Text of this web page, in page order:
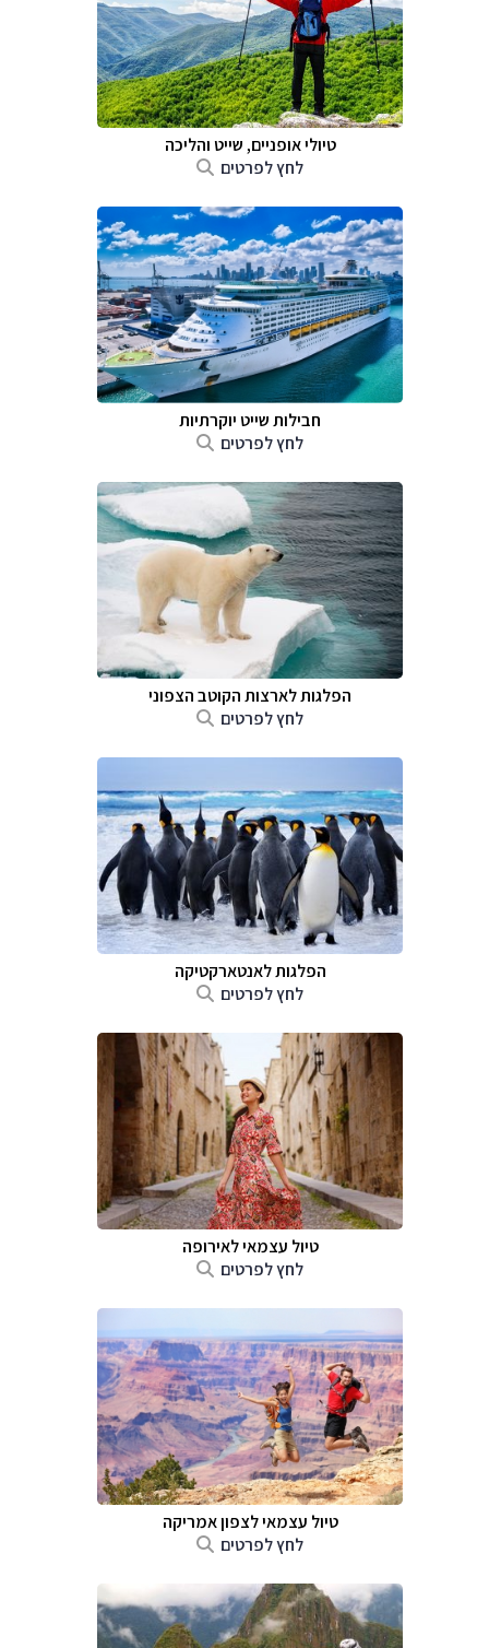
טיולי אופניים, שייט והליכה
לחץ לפרטים
חבילות שייט יוקרתיות
לחץ לפרטים
הפלגות לארצות הקוטב הצפוני
לחץ לפרטים
הפלגות לאנטארקטיקה
לחץ לפרטים
טיול עצמאי לאירופה
לחץ לפרטים
טיול עצמאי לצפון אמריקה
לחץ לפרטים